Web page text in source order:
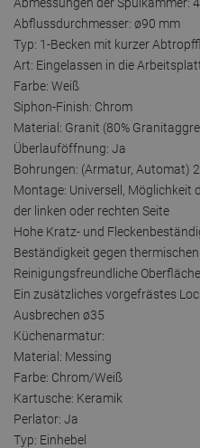
Abflussdurchmesser: ø90 mm
Typ: 1-Becken mit kurzer
Art: Eingelassen in die
Farbe: Weiß
Siphon-Finish: Chrom
Material: Granit (80%
Überlauföffnung: Ja
Bohrungen: (Armatur, Automat) 2
Montage: Universell,
der linken oder rechten Seite
Hohe Kratz- und
Beständigkeit gegen
Reinigungsfreundliche Oberfläche
Ein zusätzliches vorgefrästes
Ausbrechen ø35
Küchenarmatur:
Material: Messing
Farbe: Chrom/Weiß
Kartusche: Keramik
Perlator: Ja
Typ: Einhebel